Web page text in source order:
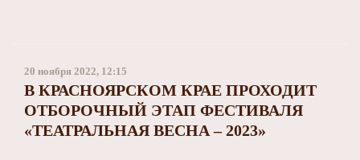
20 ноября 2022, 12:15
В КРАСНОЯРСКОМ КРАЕ ПРОХОДИТ
ОТБОРОЧНЫЙ ЭТАП ФЕСТИВАЛЯ
«ТЕАТРАЛЬНАЯ ВЕСНА – 2023»